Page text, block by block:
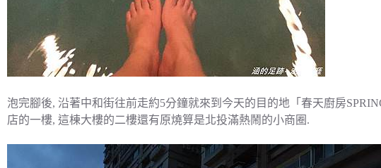
泡完腳後, 沿著中和街往前走約5分鐘就來到今天的目的地「春天廚房
店的一樓, 這棟大樓的二樓還有原燒算是北投滿熱鬧的小商圈.